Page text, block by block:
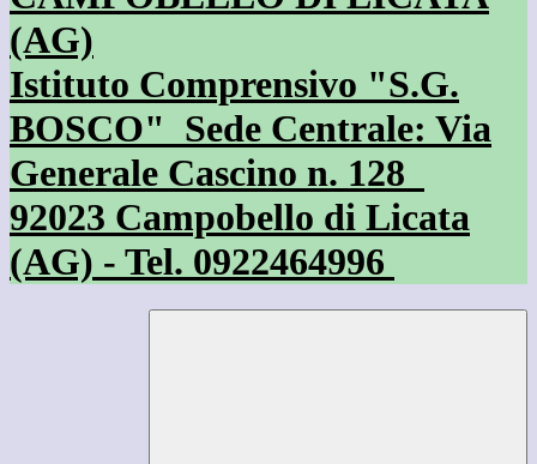
Istituto Comprensivo "S.G.
BOSCO" Sede Centrale: Via
Generale Cascino n. 128
92023 Campobello di Licata
(AG) - Tel. 0922464996